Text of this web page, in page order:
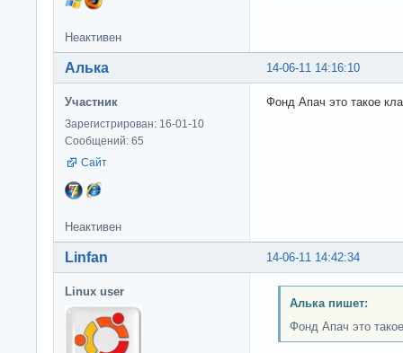
Неактивен
14-06-11 14:16:10
Алька
Участник
Зарегистрирован: 16-01-10
Сообщений: 65
Сайт
Фонд Апач это такое
Неактивен
14-06-11 14:42:34
Linfan
Linux user
Алька пишет:
Фонд Апач это